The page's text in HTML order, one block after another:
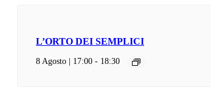
L’ORTO DEI SEMPLICI
8 Agosto | 17:00 - 18:30